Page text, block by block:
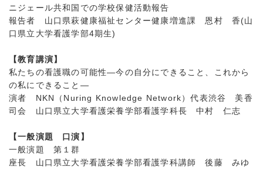
ニジェール共和国での学校保健活動報告
報告者 山口県萩健康福祉センター健康増進課 恩村 香(山
口県立大学看護学部4期生)
【教育講演】
私たちの看護職の可能性―今の自分にできること、これから
の私にできること―
演者 NKN（Nuring Knowledge Network）代表渋谷 美香
司会 山口県立大学看護栄養学部看護学科長 中村 仁志
【一般演題 口演】
一般演題 第１群
座長 山口県立大学看護栄養学部看護学科講師 後藤 みゆ